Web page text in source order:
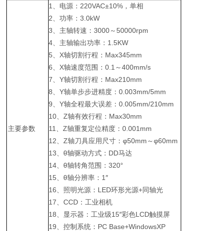
主要参数
1、电源：220VAC±10%，单相
2、功率：3.0kW
3、主轴转速：3000～50000rpm
4、主轴输出功率：1.5KW
5、X轴切割行程：Max345mm
6、X轴速度范围：0.1～400mm/s
7、Y轴切割行程：Max210mm
8、Y轴单步步进精度：0.003mm/5mm
9、Y轴全程最大误差：0.005mm/210mm
10、Z轴有效行程：Max30mm
11、Z轴重复定位精度：0.001mm
12、Z轴刀具应用尺寸：φ50mm～φ60mm
13、θ轴驱动方式：DD马达
14、θ轴转角范围：320°
15、θ轴分辨率：1″
16、照明光源：LED环形光源+同轴光
17、CCD：工业相机
18、显示器：工业级15″彩色LCD触摸屏
19、控制系统：PC Base+WindowsXP